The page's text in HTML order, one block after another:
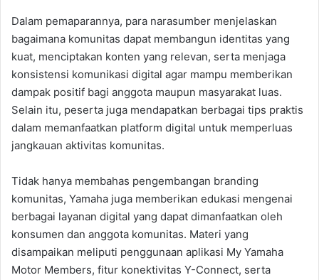
Dalam pemaparannya, para narasumber menjelaskan
bagaimana komunitas dapat membangun identitas yang
kuat, menciptakan konten yang relevan, serta menjaga
konsistensi komunikasi digital agar mampu memberikan
dampak positif bagi anggota maupun masyarakat luas.
Selain itu, peserta juga mendapatkan berbagai tips praktis
dalam memanfaatkan platform digital untuk memperluas
jangkauan aktivitas komunitas.
Tidak hanya membahas pengembangan branding
komunitas, Yamaha juga memberikan edukasi mengenai
berbagai layanan digital yang dapat dimanfaatkan oleh
konsumen dan anggota komunitas. Materi yang
disampaikan meliputi penggunaan aplikasi My Yamaha
Motor Members, fitur konektivitas Y-Connect, serta